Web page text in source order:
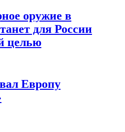
оружие в
для России
целью
Европу